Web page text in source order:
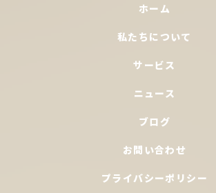
ホーム
私たちについて
サービス
ニュース
ブログ
お問い合わせ
プライバシーポリシー